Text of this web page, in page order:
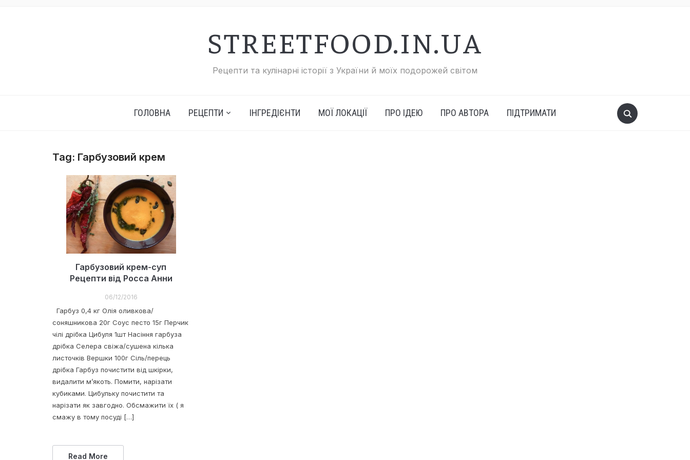
STREETFOOD.IN.UA
Рецепти та кулінарні історії з України й моїх подорожей світом
ГОЛОВНА РЕЦЕПТИ ІНГРЕДІЄНТИ МОЇ ЛОКАЦІЇ ПРО ІДЕЮ ПРО АВТОРА ПІДТРИМАТИ
Tag: Гарбузовий крем
Гарбузовий крем-суп
Рецепти від Росса Анни
06/12/2016
Гарбуз 0,4 кг Олія оливкова/
соняшникова 20г Соус песто 15г Перчик
чілі дрібка Цибуля 1шт Насіння гарбуза
дрібка Селера свіжа/сушена кілька
листочків Вершки 100г Сіль/перець
дрібка Гарбуз почистити від шкірки,
видалити м’якоть. Помити, нарізати
кубиками. Цибульку почистити та
нарізати як завгодно. Обсмажити їх ( я
смажу в тому посуді […]
Read More